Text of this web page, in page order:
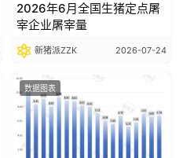
2026年6月全国生猪定点屠
宰企业屠宰量
新猪派ZZK 2026-07-24
数据图表